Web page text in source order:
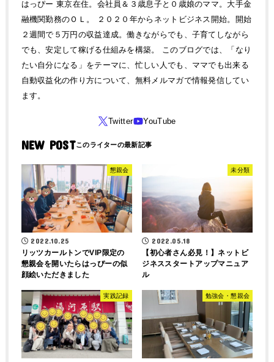
はっぴー 東京在住。会社員＆３歳息子と０歳娘のママ。大手金
融機関勤務のＯＬ。 ２０２０年からネットビジネス開始。開始
２週間で５万円の収益達成。働きながらでも、子育てしながら
でも、安定して稼げる仕組みを構築。 このブログでは、「なり
たい自分になる」をテーマに、忙しい人でも、ママでも出来る
自動収益化の作り方について、無料メルマガで情報発信してい
ます。
NEW POST
懇親会
2022.10.25
リッツカールトンでVIP限定の
懇親会を開いたらはっぴーの似
顔絵いただきました
未分類
2022.05.18
【初心者さん必見！】ネットビ
ジネススタートアップマニュア
ル
実践記録 勉強会・懇親会